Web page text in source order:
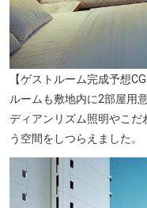
【ゲストルーム完成予想
ルームも敷地内に2部屋用
ディアンリズム照明やこ
う空間をしつらえました。